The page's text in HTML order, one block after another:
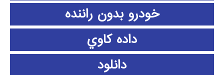
خودرو بدون راننده
داده كاوي
دانلود